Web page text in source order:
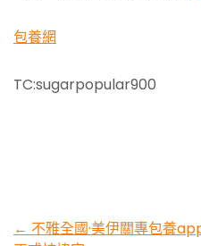
包養網
TC:sugarpopular900
Post
← 不雅全國·美伊關專包養